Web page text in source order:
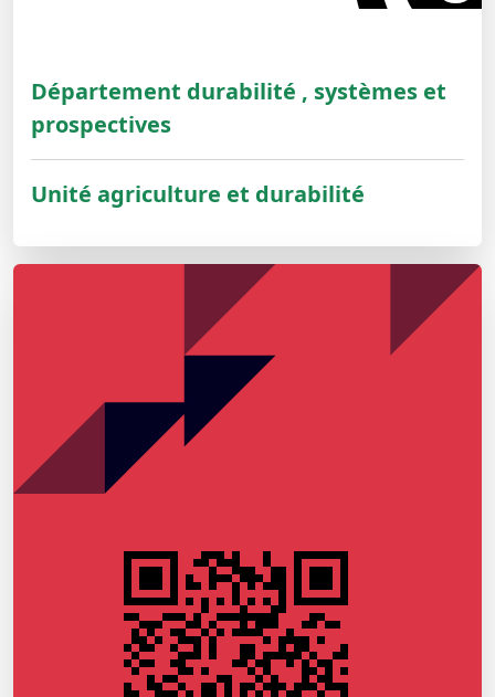
Département durabilité , systèmes et
prospectives
Unité agriculture et durabilité